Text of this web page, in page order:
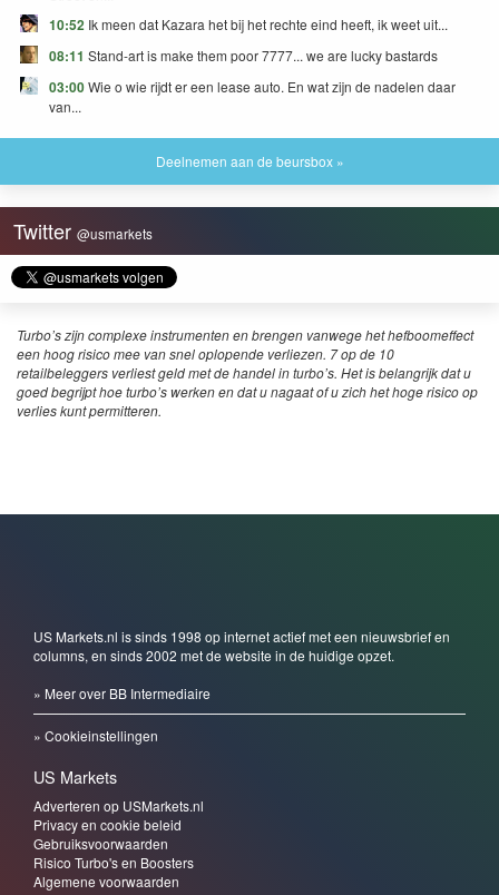
10:52 Ik meen dat Kazara het bij het rechte eind heeft, ik weet uit...
08:11 Stand-art is make them poor 7777... we are lucky bastards
03:00Wie o wie rijdt er een lease auto. En wat zijn de nadelen daar
van...
Deelnemen aan de beursbox »
Twitter @usmarkets
Turbo’s zijn complexe instrumenten en brengen vanwege het hefboomeffect
een hoog risico mee van snel oplopende verliezen. 7 op de 10
retailbeleggers verliest geld met de handel in turbo’s. Het is belangrijk dat u
goed begrijpt hoe turbo’s werken en dat u nagaat of u zich het hoge risico op
verlies kunt permitteren.
US Markets.nl is sinds 1998 op internet actief met een nieuwsbrief en
columns, en sinds 2002 met de website in de huidige opzet.
» Meer over BB Intermediaire
» Cookieinstellingen
US Markets
Adverteren op USMarkets.nl
Privacy en cookie beleid
Gebruiksvoorwaarden
Risico Turbo's en Boosters
Algemene voorwaarden